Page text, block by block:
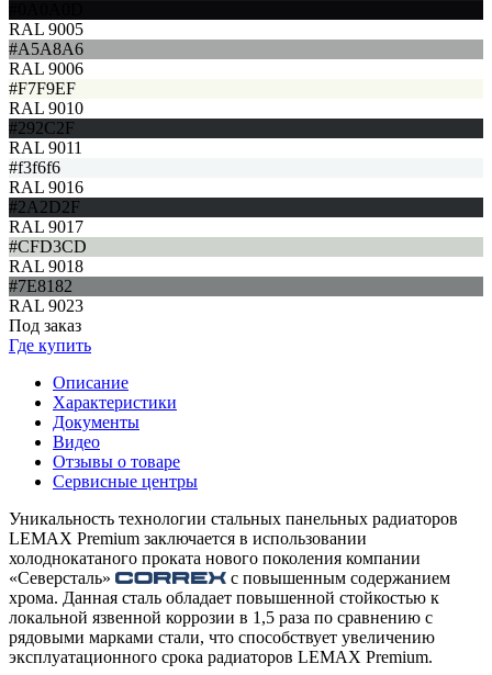
RAL 9005
#A5A8A6
RAL 9006
#F7F9EF
RAL 9010
#292C2F
RAL 9011
#f3f6f6
RAL 9016
#2A2D2F
RAL 9017
#CFD3CD
RAL 9018
#7E8182
RAL 9023
Под заказ
Где купить
Описание
Характеристики
Документы
Видео
Отзывы о товаре
Сервисные центры
Уникальность технологии стальных панельных радиаторов
LEMAX Premium заключается в использовании
холоднокатаного проката нового поколения компании
«Северсталь»
с повышенным содержанием
хрома. Данная сталь обладает повышенной стойкостью к
локальной язвенной коррозии в 1,5 раза по сравнению с
рядовыми марками стали, что способствует увеличению
эксплуатационного срока радиаторов LEMAX Premium.